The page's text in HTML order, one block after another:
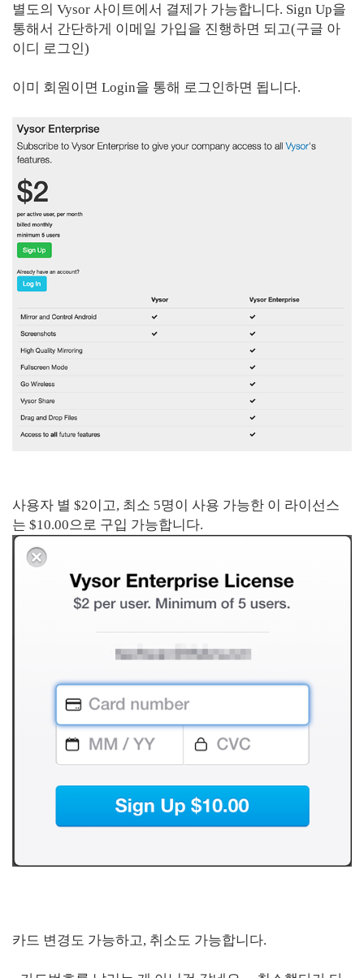
별도의 Vysor 사이트에서 결제가 가능합니다. Sign Up을
통해서 간단하게 이메일 가입을 진행하면 되고(구글 아
이디 로그인)
이미 회원이면 Login을 통해 로그인하면 됩니다.
사용자 별 $2이고, 최소 5명이 사용 가능한 이 라이선스
는 $10.00으로 구입 가능합니다.
카드 변경도 가능하고, 취소도 가능합니다.